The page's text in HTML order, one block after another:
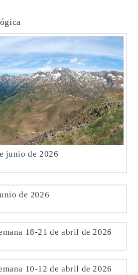
junio de 2026
de 2026
18-21 de abril de 2026
10-12 de abril de 2026